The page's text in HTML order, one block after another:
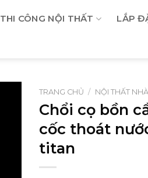
THI CÔNG NỘI THẤT
LẮP
TRANG CHỦ / NỘI THẤT
Chổi cọ bồn
cốc thoát
titan